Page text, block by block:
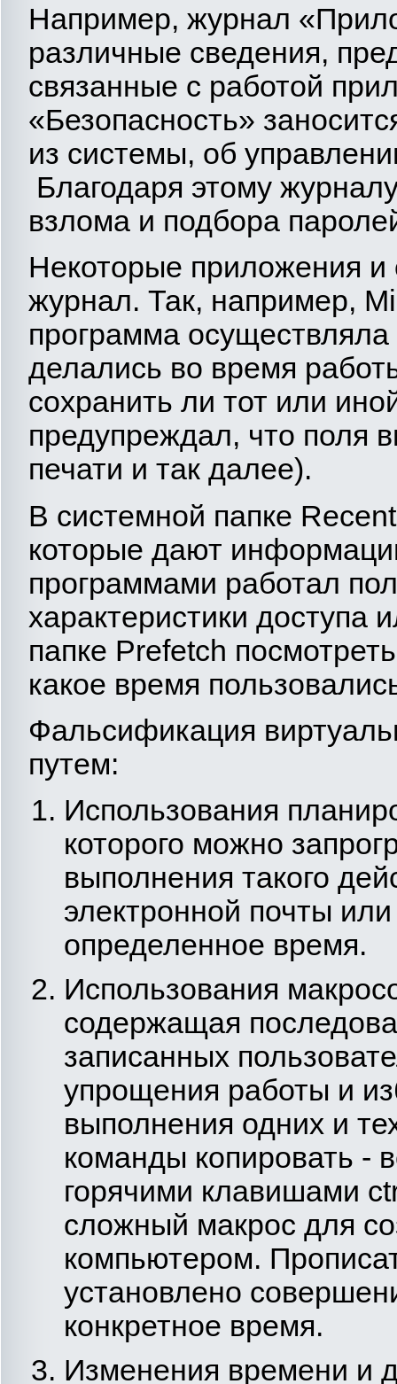
Например, журнал
различные сведения,
связанные с работой
«Безопасность»
из системы, об
Благодаря этому
взлома и подбора
Некоторые приложения
журнал. Так, например,
программа
делались во время
сохранить ли тот или
предупреждал, что поля
печати и так далее).
В системной папке
которые дают
программами работал
характеристики
папке Prefetch
какое время
Фальсификация
путем:
Использования
которого можно
выполнения такого
электронной почты
определенное время.
Использования
содержащая
записанных
упрощения работы и
выполнения одних и
команды копировать -
горячими клавишами
сложный макрос для
компьютером.
установлено
конкретное время.
Изменения времени и